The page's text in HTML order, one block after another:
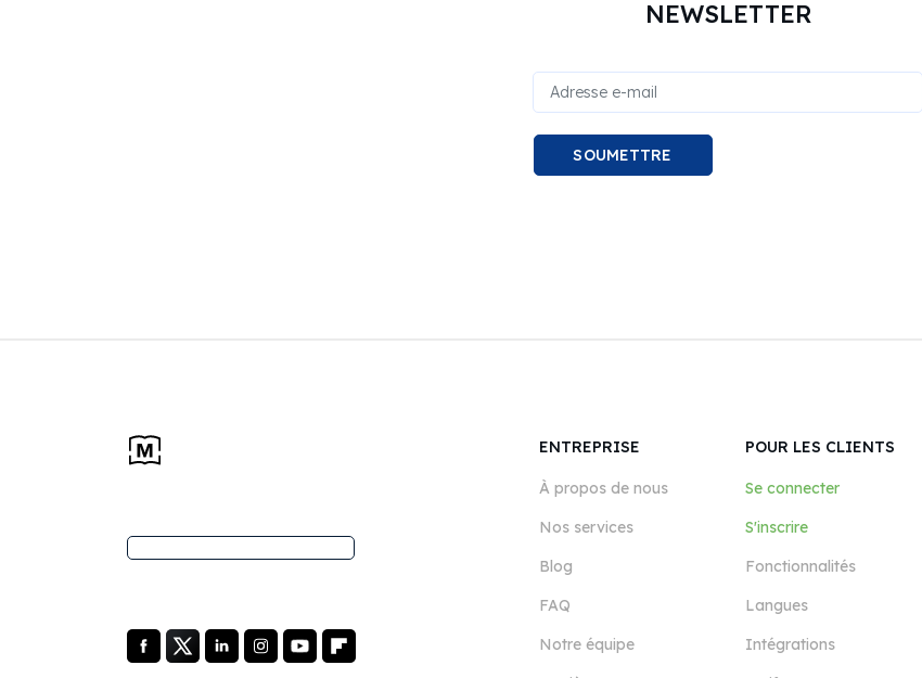
NEWSLETTER
SOUMETTRE
ENTREPRISE
À propos de nous
Nos services
Blog
FAQ
Notre équipe
POUR LES CLIENTS
Se connecter
S'inscrire
Fonctionnalités
Langues
Intégrations